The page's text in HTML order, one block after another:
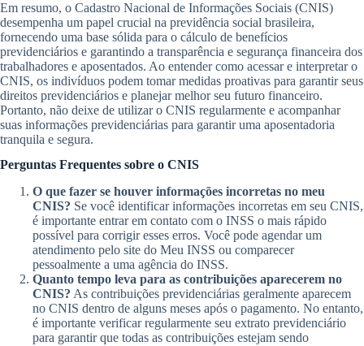
Em resumo, o Cadastro Nacional de Informações Sociais (CNIS)
desempenha um papel crucial na previdência social brasileira,
fornecendo uma base sólida para o cálculo de benefícios
previdenciários e garantindo a transparência e segurança financeira dos
trabalhadores e aposentados. Ao entender como acessar e interpretar o
CNIS, os indivíduos podem tomar medidas proativas para garantir seus
direitos previdenciários e planejar melhor seu futuro financeiro.
Portanto, não deixe de utilizar o CNIS regularmente e acompanhar
suas informações previdenciárias para garantir uma aposentadoria
tranquila e segura.
Perguntas Frequentes sobre o CNIS
O que fazer se houver informações incorretas no meu
CNIS? Se você identificar informações incorretas em seu CNIS,
é importante entrar em contato com o INSS o mais rápido
possível para corrigir esses erros. Você pode agendar um
atendimento pelo site do Meu INSS ou comparecer
pessoalmente a uma agência do INSS.
Quanto tempo leva para as contribuições aparecerem no
CNIS? As contribuições previdenciárias geralmente aparecem
no CNIS dentro de alguns meses após o pagamento. No entanto,
é importante verificar regularmente seu extrato previdenciário
para garantir que todas as contribuições estejam sendo